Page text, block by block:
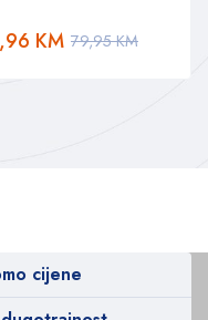
79,95KM
KM
cijene